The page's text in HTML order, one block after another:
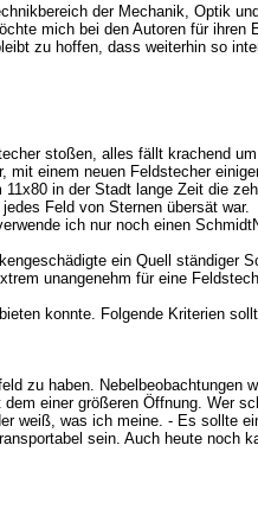
der Mechanik, Optik
mich bei den Autoren für
zu hoffen, dass weiterhin so
stoßen, alles fällt krachend
einem neuen Feldstecher
in der Stadt lange Zeit die
Feld von Sternen übersät war.
ich nur noch einen
ein Quell ständiger
unangenehm für eine
konnte. Folgende Kriterien
zu haben.
einer größeren Öffnung. Wer
weiß, was ich meine. - Es sollte
sein. Auch heute noch